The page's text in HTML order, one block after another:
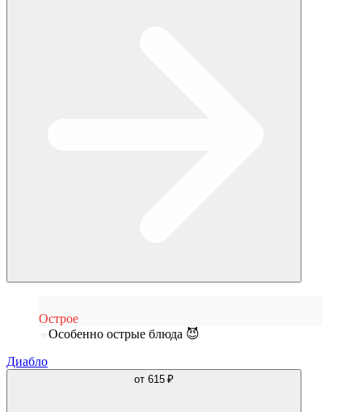
Острое
Особенно острые блюда 😈
Диабло
от 615 ₽